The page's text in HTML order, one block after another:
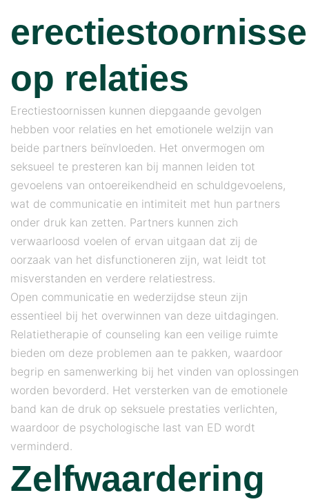
op relaties
Erectiestoornissen kunnen diepgaande gevolgen
hebben voor relaties en het emotionele welzijn van
beide partners beïnvloeden. Het onvermogen om
seksueel te presteren kan bij mannen leiden tot
gevoelens van ontoereikendheid en schuldgevoelens,
wat de communicatie en intimiteit met hun partners
onder druk kan zetten. Partners kunnen zich
verwaarloosd voelen of ervan uitgaan dat zij de
oorzaak van het disfunctioneren zijn, wat leidt tot
misverstanden en verdere relatiestress.
Open communicatie en wederzijdse steun zijn
essentieel bij het overwinnen van deze uitdagingen.
Relatietherapie of counseling kan een veilige ruimte
bieden om deze problemen aan te pakken, waardoor
begrip en samenwerking bij het vinden van oplossingen
worden bevorderd. Het versterken van de emotionele
band kan de druk op seksuele prestaties verlichten,
waardoor de psychologische last van ED wordt
verminderd.
Zelfwaardering